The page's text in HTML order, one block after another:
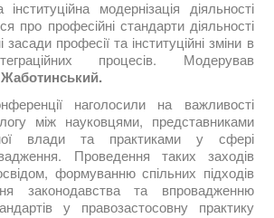
модернізація діяльності
про професійні стандарти діяльності
засади професії та інституційні зміни в
процесів. Модерував
Жаботинський.
наголосили на важливості
між науковцями, представниками
влади та практиками у сфері
Проведення таких заходів
формуванню спільних підходів
законодавства та впровадженню
у правозастосовну практику